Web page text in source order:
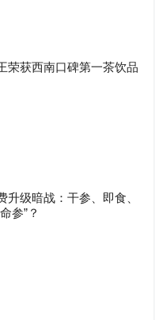
荣获西南口碑第一茶饮品
升级暗战：干参、即食、
参”？